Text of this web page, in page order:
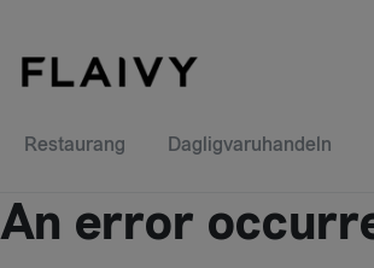
Restaurang Dagligvaruhandeln
An error